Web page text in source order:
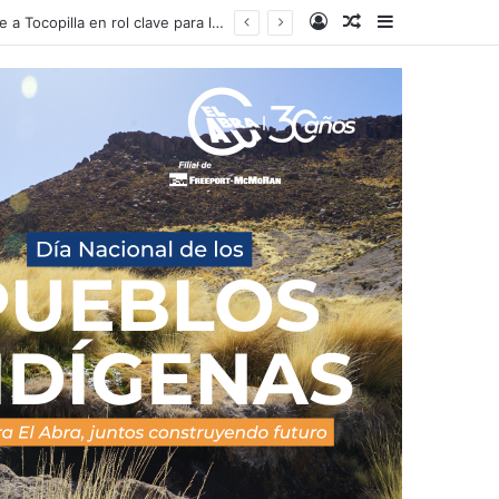
Con importante convocatoria partió el preforo de Tocopilla: Gobernador pone a Tocopilla en rol clave para la ejecución del Corredor Bioceánico AccesoPublicacion al
Barra lateral